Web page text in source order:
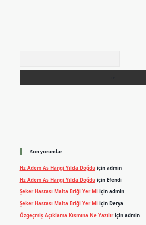
Son yorumlar
Hz Adem As Hangi Yılda Doğduiçin admin
Hz Adem As Hangi Yılda Doğduiçin Efendi
Şeker Hastası Malta Eriği Yer Miiçin admin
Şeker Hastası Malta Eriği Yer Miiçin Derya
Özgeçmiş Açıklama Kısmına Ne Yazılıriçin admin